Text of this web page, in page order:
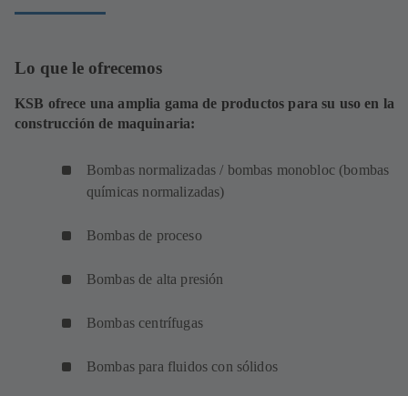
Lo que le ofrecemos
KSB ofrece una amplia gama de productos para su uso en la
construcción de maquinaria:
Bombas normalizadas / bombas monobloc (bombas
químicas normalizadas)
Bombas de proceso
Bombas de alta presión
Bombas centrífugas
Bombas para fluidos con sólidos